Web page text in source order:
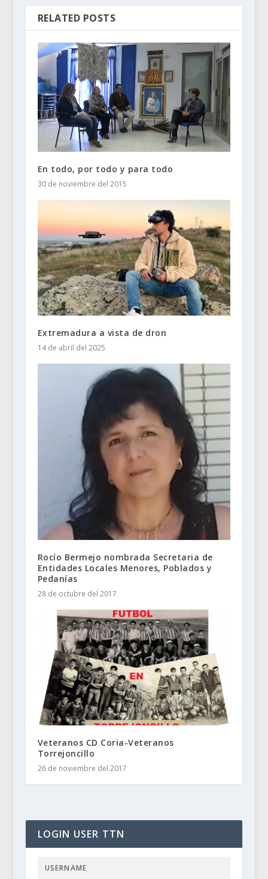
RELATED POSTS
En todo, por todo y para todo
30 de noviembre del 2015
Extremadura a vista de dron
14 de abril del 2025
Rocío Bermejo nombrada Secretaria de
Entidades Locales Menores, Poblados y
Pedanías
28 de octubre del 2017
Veteranos CD Coria-Veteranos
Torrejoncillo
26 de noviembre del 2017
LOGIN USER TTN